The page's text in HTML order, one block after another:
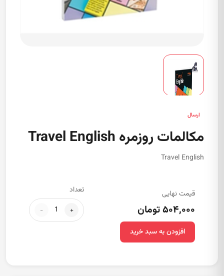
ارسال
مکالمات روزمره Travel English
Travel English
قیمت نهایی
۵۰۴,۰۰۰ تومان
تعداد
+
-
افزودن به سبد خرید